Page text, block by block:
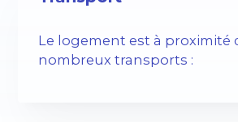
Le logement est à proximité
nombreux transports :